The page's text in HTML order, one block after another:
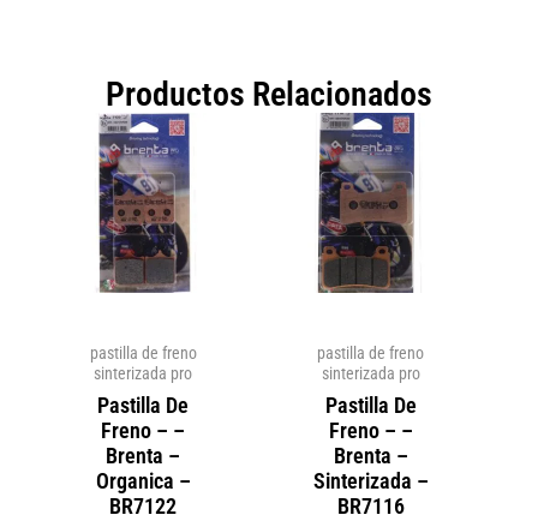
Productos Relacionados
pastilla de freno
sinterizada pro
Pastilla De
Freno – –
Brenta –
Organica –
BR7122
pastilla de freno
sinterizada pro
Pastilla De
Freno – –
Brenta –
Sinterizada –
BR7116